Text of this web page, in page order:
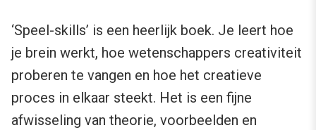
‘Speel-skills’ is een heerlijk boek. Je leert hoe
je brein werkt, hoe wetenschappers creativiteit
proberen te vangen en hoe het creatieve
proces in elkaar steekt. Het is een fijne
afwisseling van theorie, voorbeelden en